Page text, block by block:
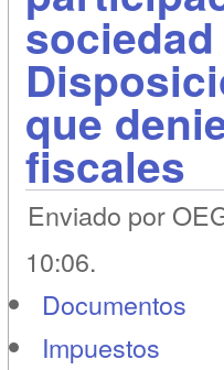
que
fiscales
Enviado por
10:06.
Documentos
Impuestos